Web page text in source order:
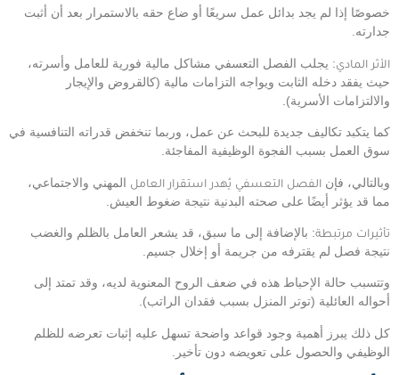
خصوصًا إذا لم يجد بدائل عمل سريعًا أو ضاع حقه بالاستمرار بعد أن أثبت
جدارته.
الأثر المادي: يجلب الفصل التعسفي مشاكل مالية فورية للعامل وأسرته،
حيث يفقد دخله الثابت ويواجه التزامات مالية (كالقروض والإيجار
والالتزامات الأسرية).
كما يتكبد تكاليف جديدة للبحث عن عمل، وربما تنخفض قدراته التنافسية في
سوق العمل بسبب الفجوة الوظيفية المفاجئة.
وبالتالي، فإن الفصل التعسفي يُهدر استقرار العامل المهني والاجتماعي،
مما قد يؤثر أيضًا على صحته البدنية نتيجة ضغوط العيش.
تأثيرات مرتبطة: بالإضافة إلى ما سبق، قد يشعر العامل بالظلم والغضب
نتيجة فصل لم يقترفه من جريمة أو إخلال جسيم.
وتتسبب حالة الإحباط هذه في ضعف الروح المعنوية لديه، وقد تمتد إلى
أحواله العائلية (توتر المنزل بسبب فقدان الراتب).
كل ذلك يبرز أهمية وجود قواعد واضحة تسهل عليه إثبات تعرضه للظلم
الوظيفي والحصول على تعويضه دون تأخير.